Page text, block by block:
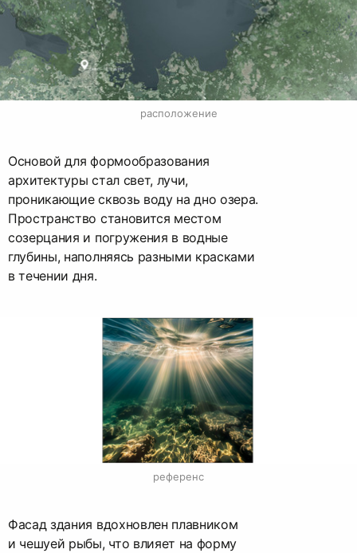
расположение
Основой для формообразования
архитектуры стал свет, лучи,
проникающие сквозь воду на дно озера.
Пространство становится местом
созерцания и погружения в водные
глубины, наполняясь разными красками
в течении дня.
референс
Фасад здания вдохновлен плавником
и чешуей рыбы, что влияет на форму